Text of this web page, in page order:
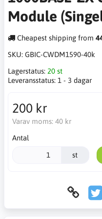
Module
Cheapest shipping from
SKU: GBIC-CWDM1590-40k
Lagerstatus: 20 st
Leveransstatus: 1 - 3 dagar
200 kr
Varav moms: 40 kr
Antal
st